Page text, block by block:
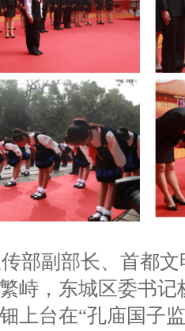
部副部长、首都
峙，东城区委书
上台在“孔庙国子